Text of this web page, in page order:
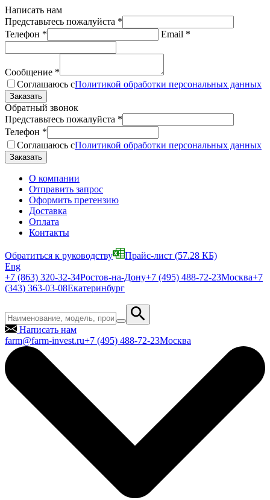
Написать нам
Представьтесь пожалуйста *
Телефон * Email *
Сообщение *
Соглашаюсь сПолитикой обработки персональных данных
Обратный звонок
Представьтесь пожалуйста *
Телефон *
Соглашаюсь сПолитикой обработки персональных данных
О компании
Отправить запрос
Оформить претензию
Доставка
Оплата
Контакты
Обратиться к руководству Прайс-лист (57.28 КБ)
Eng
+7 (863) 320-32-34Ростов-на-Дону+7 (495) 488-72-23Москва+7
(343) 363-03-08Екатеринбург
Написать нам
farm@farm-invest.ru+7 (495) 488-72-23Москва